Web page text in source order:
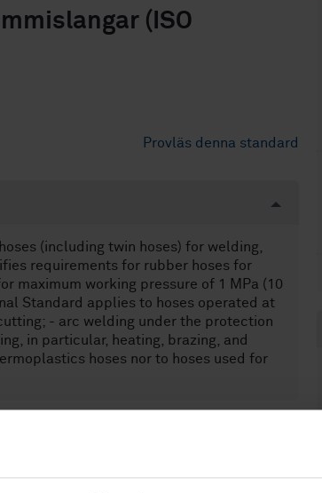
(ISO
Provläs denna standard
(including twin hoses) for welding,
requirements for rubber hoses for
maximum working pressure of 1 MPa (10
Standard applies to hoses operated at
- arc welding under the protection
in particular, heating, brazing, and
hoses nor to hoses used for